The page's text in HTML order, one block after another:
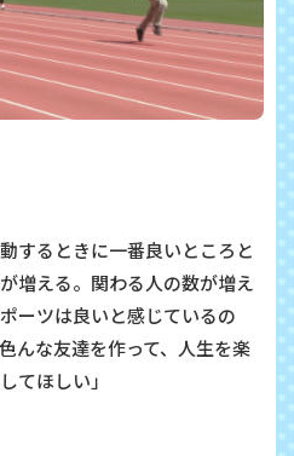
するときに一番良いところと
増える。関わる人の数が増え
ーツは良いと感じているの
んな友達を作って、人生を楽
てほしい」